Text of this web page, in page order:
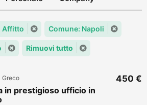
Affitto Comune: Napoli
Rimuovi tutto
Greco
in prestigioso ufficio in
450 €